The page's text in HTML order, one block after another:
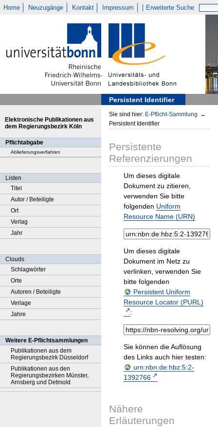
Home Neuzugänge Kontakt Impressum Erweiterte Suche
Persistent Identifier
Elektronische Publikationen aus
dem Regierungsbezirk Köln
Pflichtabgabe
Ablieferungsverfahren
Listen
Titel
Autor / Beteiligte
Ort
Verlag
Jahr
Clouds
Schlagwörter
Orte
Autoren / Beteiligte
Verlage
Jahre
Weitere E-Pflichtsammlungen
Publikationen aus dem
Regierungsbezirk Düsseldorf
Publikationen aus den
Regierungsbezirken Münster,
Arnsberg und Detmold
Sie sind hier: E-Pflicht-Sammlung →
Persistent Identifier
Persistente
Referenzierungen
Um dieses digitale
Dokument zu zitieren,
verwenden Sie bitte
folgenden Uniform
Resource Name (URN)
Um dieses digitale
Dokument im Netz zu
verlinken, verwenden Sie
bitte folgenden
Persistent Uniform
Resource Locator (PURL)
:
Sie können die Auflösung
des Links auch hier testen:
urn:nbn:de:hbz:5:2-
1392766
Nähere
Erläuterungen